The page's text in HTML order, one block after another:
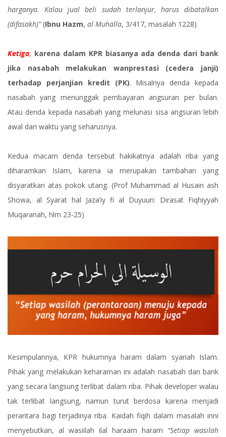
harganya. Kalau jual beli sudah terlanjur, harus dibatalkan
(difasakh)”(Ibnu Hazm, al Muhalla, 3/417, masalah 1228)
Ketiga, karena dalam KPR biasanya ada denda dari bank
jika nasabah melakukan wanprestasi (cedera janji)
terhadap perjanjian kredit (PK). Misalnya denda kepada
nasabah yang menunggak pembayaran angsuran per bulan.
Atau denda kepada nasabah yang melunasi sisa angsuran lebih
awal dari waktu yang seharusnya.
Kedua macam denda tersebut hakikatnya adalah riba yang
diharamkan Islam, karena ia merupakan tambahan yang
disyaratkan atas pokok utang. (Prof Muhammad al Husain ash
Showa, al Syarat hal Jaza’iy fi al Duyuun: Dirasat Fiqhiyyah
Muqaranah, hlm 23-25)
Kesimpulannya, KPR hukumnya haram dalam syariah Islam.
Pihak yang melakukan keharaman ini adalah nasabah dan bank
yang secara langsung terlibat dalam riba. Pihak developer walau
tak terlibat langsung, namun turut berdosa karena menjadi
perantara bagi terjadinya riba. Kaidah fiqih dalam masalah inni
menyebutkan, al wasiilah ilal haraam haram “Setiap wasilah